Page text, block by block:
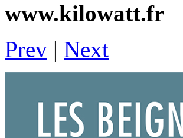
www.kilowatt.fr
Prev | Next